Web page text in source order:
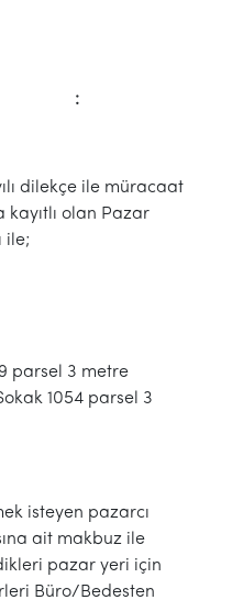
:
dilekçe ile müracaat
kayıtlı olan Pazar
ile;
parsel 3 metre
1054 parsel 3
isteyen pazarcı
ait makbuz ile
pazar yeri için
Büro/Bedesten